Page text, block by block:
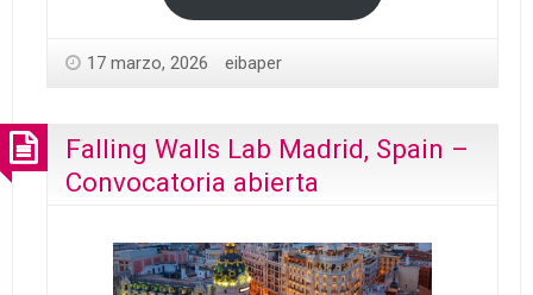
17 marzo, 2026 eibaper
Falling Walls Lab Madrid, Spain –
Convocatoria abierta